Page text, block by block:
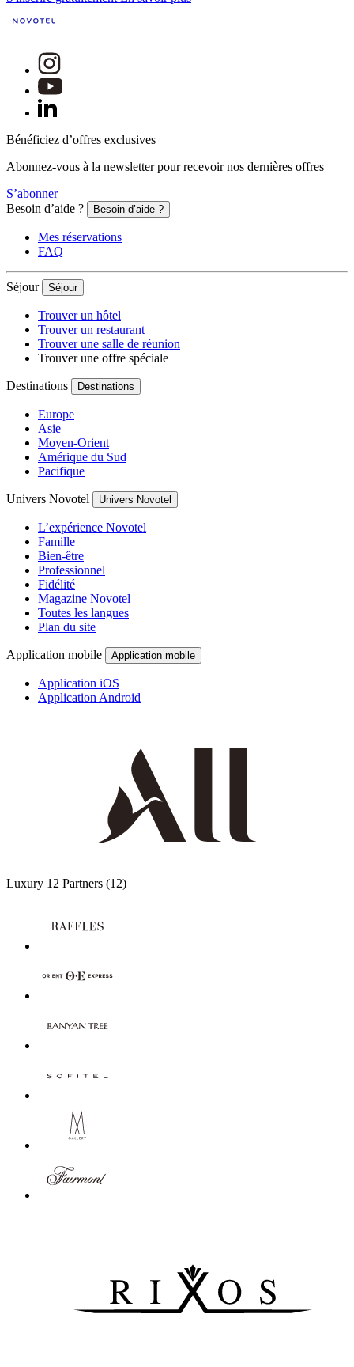
Bénéficiez d’offres exclusives
Abonnez-vous à la newsletter pour recevoir nos dernières offres
S’abonner
Besoin d’aide ?
Besoin d’aide ?
Mes réservations
FAQ
Séjour Séjour
Trouver un hôtel
Trouver un restaurant
Trouver une salle de réunion
Trouver une offre spéciale
Destinations Destinations
Europe
Asie
Moyen-Orient
Amérique du Sud
Pacifique
Univers Novotel Univers Novotel
L’expérience Novotel
Famille
Bien-être
Professionnel
Fidélité
Magazine Novotel
Toutes les langues
Plan du site
Application mobile Application mobile
Application iOS
Application Android
Luxury 12 Partners (12)